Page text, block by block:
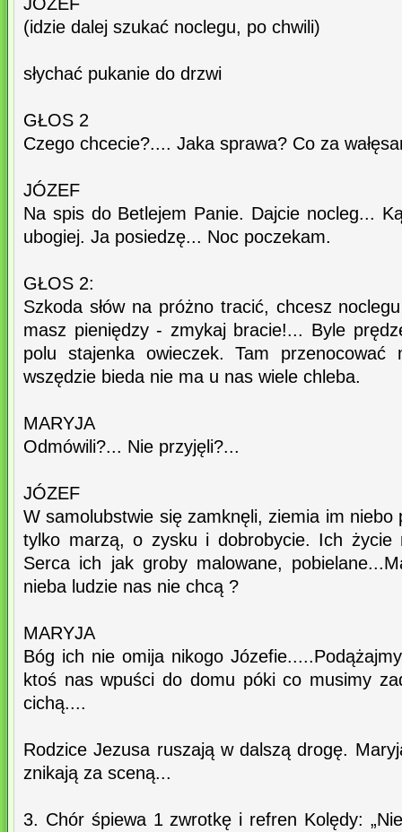
(idzie dalej szukać noclegu, po chwili)
słychać pukanie do drzwi
GŁOS 2
Czego chcecie?.... Jaka sprawa? Co za
JÓZEF
Na spis do Betlejem Panie. Dajcie nocleg...
ubogiej. Ja posiedzę... Noc poczekam.
GŁOS 2:
Szkoda słów na próżno tracić, chcesz
masz pieniędzy - zmykaj bracie!... Byle
polu stajenka owieczek. Tam
wszędzie bieda nie ma u nas wiele chleba.
MARYJA
Odmówili?... Nie przyjęli?...
JÓZEF
W samolubstwie się zamknęli, ziemia im niebo
tylko marzą, o zysku i dobrobycie. Ich życie
Serca ich jak groby malowane,
nieba ludzie nas nie chcą ?
MARYJA
Bóg ich nie omija nikogo
ktoś nas wpuści do domu póki co musimy
cichą....
Rodzice Jezusa ruszają w dalszą drogę.
znikają za sceną...
3. Chór śpiewa 1 zwrotkę i refren Kolędy: